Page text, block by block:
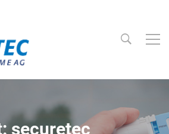
securetec